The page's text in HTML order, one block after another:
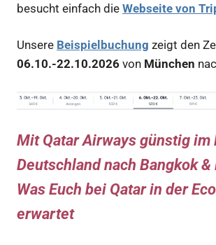
besucht einfach die Webseite von
Unsere Beispielbuchung zeigt den
06.10.-22.10.2026 von München
Mit Qatar Airways günstig im
Deutschland nach Bangkok &
Was Euch bei Qatar in der
erwartet